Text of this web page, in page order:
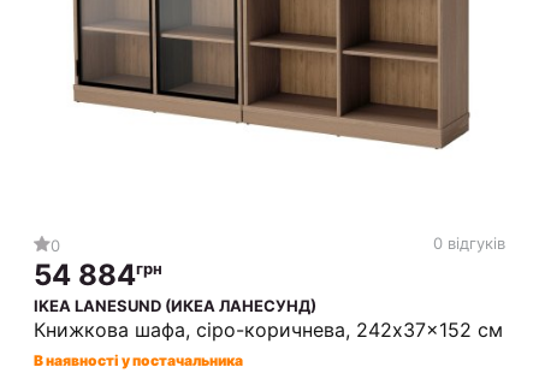
0 0 відгуків
54 884грн
IKEA LANESUND (ИКЕА ЛАНЕСУНД)
Книжкова шафа, сіро-коричнева, 242x37x152 см
В наявності у постачальника